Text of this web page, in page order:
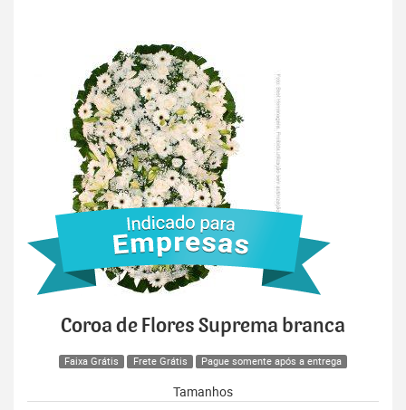
Coroa de Flores Suprema branca
Faixa Grátis Frete Grátis Pague somente após a entrega
Tamanhos